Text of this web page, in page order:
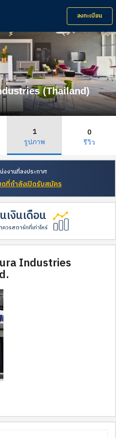
ลงทะเบียน
(Thailand)
1
รูปภาพ
0
รีวิว
งงานที่ลงประกาศ
ที่กำลังเปิดรับสมัคร
เงินเดือน
วรสตาร์ทที่เท่าไหร่
Industries